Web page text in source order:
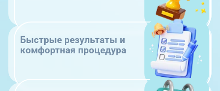
Быстрые результаты и
комфортная процедура